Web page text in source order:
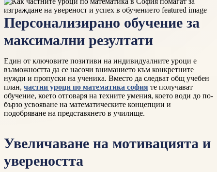
Персонализирано обучение за
максимални резултати
Един от ключовите позитиви на индивидуалните уроци е
възможността да се насочи вниманието към конкретните
нужди и пропуски на ученика. Вместо да следват общ учебен
план, частни уроци по математика софия те получават
обучение, което отговаря на техните умения, което води до по-
бързо усвояване на математическите концепции и
подобряване на представянето в училище.
Увеличаване на мотивацията и
увереността